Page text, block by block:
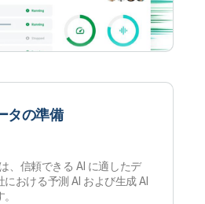
タの準備
、信頼できる AI に適したデ
おける予測 AI および生成 AI